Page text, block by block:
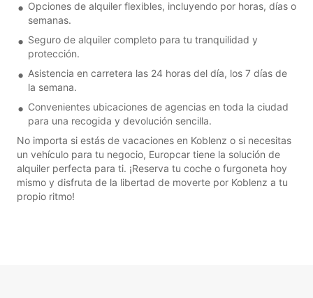
Opciones de alquiler flexibles, incluyendo por horas, días o
semanas.
Seguro de alquiler completo para tu tranquilidad y
protección.
Asistencia en carretera las 24 horas del día, los 7 días de
la semana.
Convenientes ubicaciones de agencias en toda la ciudad
para una recogida y devolución sencilla.
No importa si estás de vacaciones en Koblenz o si necesitas
un vehículo para tu negocio, Europcar tiene la solución de
alquiler perfecta para ti. ¡Reserva tu coche o furgoneta hoy
mismo y disfruta de la libertad de moverte por Koblenz a tu
propio ritmo!